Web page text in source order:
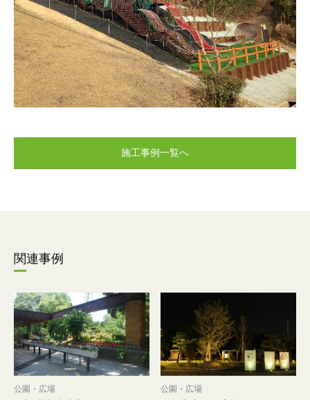
施工事例一覧へ
関連事例
公園・広場 公園・広場